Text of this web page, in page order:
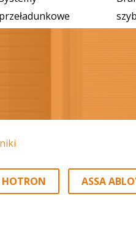
przeładunkowe
HOTRON ASSA